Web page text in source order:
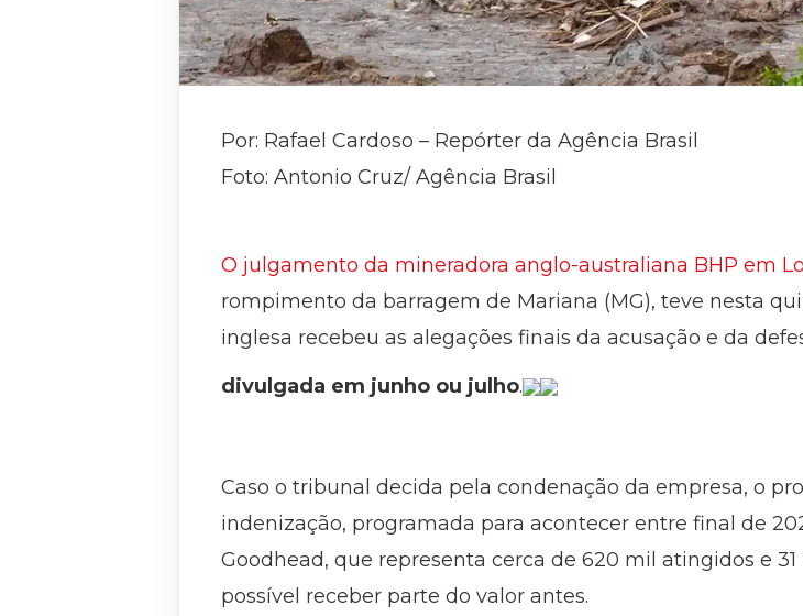
Por: Rafael Cardoso – Repórter da Agência Brasil
Foto: Antonio Cruz/ Agência Brasil
O julgamento da mineradora anglo-australiana BHP em
rompimento da barragem de Mariana (MG), teve nesta
inglesa recebeu as alegações finais da acusação e da
divulgada em junho ou julho.
Caso o tribunal decida pela condenação da empresa, o
indenização, programada para acontecer entre final de
Goodhead, que representa cerca de 620 mil atingidos e
possível receber parte do valor antes.